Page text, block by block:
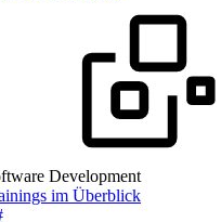
Development
im Überblick